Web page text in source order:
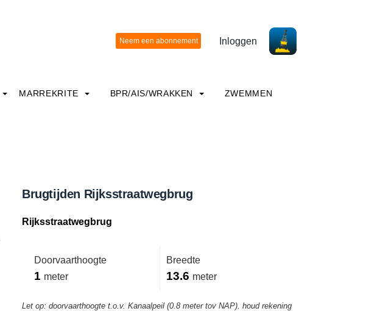
Inloggen
MARREKRITE BPR/AIS/WRAKKEN ZWEMMEN
Brugtijden Rijksstraatwegbrug
Rijksstraatwegbrug
Doorvaarthoogte
1 meter
Breedte
13.6 meter
Let op: doorvaarthoogte t.o.v. Kanaalpeil (0.8 meter tov NAP). houd rekening